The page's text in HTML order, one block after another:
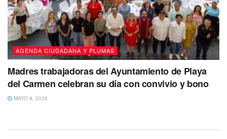
AGENDA CIUDADANA Y PLUMAS
Madres trabajadoras del Ayuntamiento de Playa
del Carmen celebran su día con convivio y bono
MAYO 8, 2026